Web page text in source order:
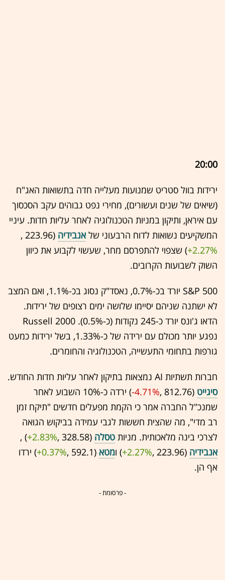
20:00
ירידות בוול סטריט שמנועות מעלייה חדה בתשואות האג"ח
(שיאים של שנים ועשורים), מחירי נפט גבוהים עקב הסכסוך
עם איראן, ותיקון במניות הטכנולוגיה לאחר עליות חדות. עיניי
המשקיעים נשואות לדוח הרבעוני שלאנבידיה (223.96 ,‎
+2.27%‏) שצפוי להתפרסם מחר, שעשוי לקבוע את כיוון
השוק לשבועות הקרובים.
S&P 500 יורד בכ-0.7%, נאסד"ק נסוג בכ-1.1%, ואם המצב
לא ישתנה שניהם יסיימו שלושה ימים רצופים של ירידות.
הדאו ג'ונס יורד כ-245 נקודות (כ-0.5%). Russell 2000
נפגע יותר מכולם עם ירידה של כ-1.33%, בשל ירידות כמעט
גורפות בתחומי התעשייה, הטכנולוגיה והחומרים.
חברות תשתיות AI נמצאות בתיקון לאחר עליות חדות החודש.
סיגייט (812.76 ,‎
-4.71%
‏) ירדה כ-10% השבוע לאחר
שמנכ"ל החברה אמר כי הקמת מפעלים חדשים "תיקח זמן
רב מדי", מה שהצית חששות לגבי עמידה בביקוש הגואה
לצרכי בינה מלאכותית. מניות טסלה (328.58 ,‎
+2.83%
‏) ,
אנבידיה (223.96 ,‎
+2.27%‏) ומטא (592.1 ,‎
+0.37%‏) ירדו
אף הן.
- פרסומת -